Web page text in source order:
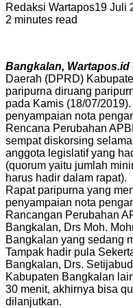
Redaksi Wartapos19 Juli
2 minutes read
Bangkalan, Wartapos.id
Daerah (DPRD)
paripurna diruang
pada Kamis (18/07/
penyampaian nota
Rencana Perubahan
sempat diskorsing
anggota legislatif yang
(quorum yaitu jumlah
harus hadir dalam rapat).
Rapat paripurna yang
penyampaian nota
Rancangan Perubahan
Bangkalan, Drs Moh.
Bangkalan yang sedang
Tampak hadir pula
Bangkalan, Drs.
Kabupaten Bangkalan
30 menit, akhirnya bisa
dilanjutkan.